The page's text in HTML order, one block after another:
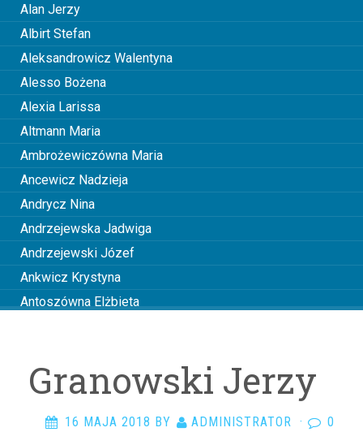
Alan Jerzy
Albirt Stefan
Aleksandrowicz Walentyna
Alesso Bożena
Alexia Larissa
Altmann Maria
Ambrożewiczówna Maria
Ancewicz Nadzieja
Andrycz Nina
Andrzejewska Jadwiga
Andrzejewski Józef
Ankwicz Krystyna
Antoszówna Elżbieta
Arciszewska Wiktoria
Arciszewska Danuta
Arczyńska Maria
Granowski Jerzy
16 MAJA 2018 BY ADMINISTRATOR ·
0